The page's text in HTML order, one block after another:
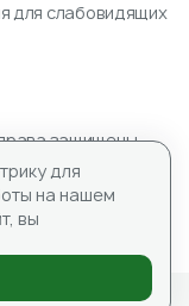
защищены.
«Состояние
для слабовидящих
для
на нашем
вы